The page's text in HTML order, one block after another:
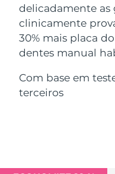
delicadamente as
clinicamente
30% mais placa
dentes manual
Com base em
terceiros
Comprar todos
SOBRE
Jersey
Cazaquistão
Kuwait